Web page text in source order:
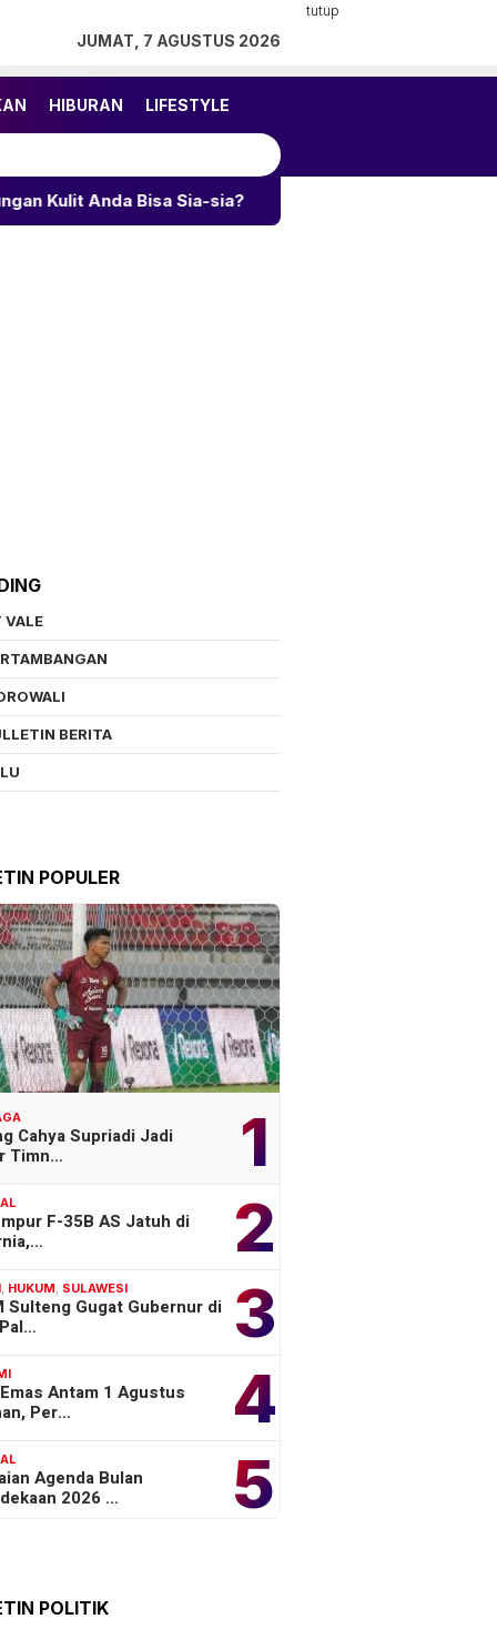
tutup
JUMAT, 7 AGUSTUS 2026
HIBURAN LIFESTYLE
Sia-sia? Utang Kopdes Merah Putih Rp240
VALE
BERITA
POPULER
1
Cahya Supriadi Jadi
Timn…
2
F-35B AS Jatuh di
3
HUKUM SULAWESI
Sulteng Gugat Gubernur di
4
Antam 1 Agustus
Per…
5
Agenda Bulan
2026 …
POLITIK